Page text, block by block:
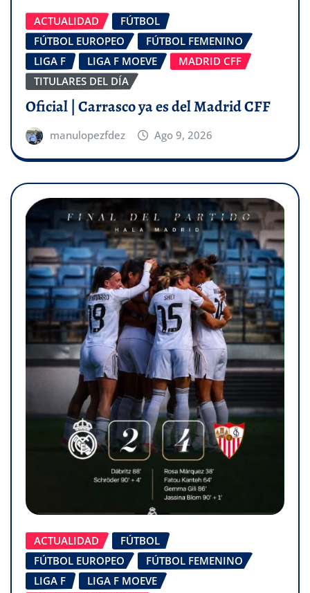
ACTUALIDAD
FÚTBOL
FÚTBOL EUROPEO
FÚTBOL FEMENINO
LIGA F
LIGA F MOEVE
MADRID CFF
TITULARES DEL DÍA
Oficial | Carrasco ya es del Madrid CFF
manulopezfdez Ago 9, 2026
ACTUALIDAD
FÚTBOL
FÚTBOL EUROPEO
FÚTBOL FEMENINO
LIGA F
LIGA F MOEVE